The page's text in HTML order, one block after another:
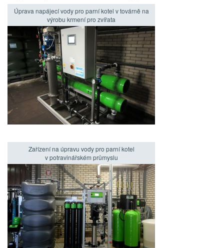
Úprava napájecí vody pro parní kotel v továrně na
výrobu krmení pro zvířata
Zařízení na úpravu vody pro parní kotel
v potravinářském průmyslu